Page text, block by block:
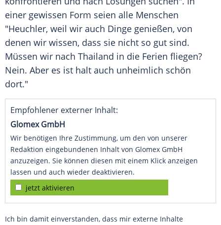
einer gewissen Form seien alle Menschen
"Heuchler, weil wir auch Dinge genießen, von
denen wir wissen, dass sie nicht so gut sind.
Müssen wir nach Thailand in die Ferien fliegen?
Nein. Aber es ist halt auch unheimlich schön
dort."
Empfohlener externer Inhalt:
Glomex GmbH
Wir benötigen Ihre Zustimmung, um den von unserer
Redaktion eingebundenen Inhalt von Glomex GmbH
anzuzeigen. Sie können diesen mit einem Klick anzeigen
lassen und auch wieder deaktivieren.
jetzt aktivieren
Ich bin damit einverstanden, dass mir externe Inhalte